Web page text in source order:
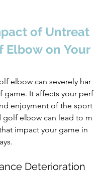
of Untreat
Elbow on Your
elbow can severely har
game. It affects your perf
enjoyment of the sport
golf elbow can lead to m
impact your game in
Deterioration